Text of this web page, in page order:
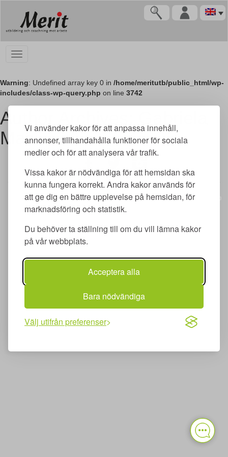
Vi använder kakor för att anpassa innehåll,
annonser, tillhandahålla funktioner för sociala
medier och för att analysera vår trafik.
Vissa kakor är nödvändiga för att hemsidan ska
kunna fungera korrekt. Andra kakor används för
att ge dig en bättre upplevelse på hemsidan, för
marknadsföring och statistik.
Du behöver ta ställning till om du vill lämna kakor
på vår webbplats.
Acceptera alla
Bara nödvändiga
Välj utifrån preferenser
Warning: Undefined array key 0 in /home/meritutb/public_html/wp-
includes/class-wp-query.php on line 3742
Author Archives: Gabriela
Mas
Merit utbildning AB | Adlerfelts väg 2 C | 213 65 Malmö | merit@meritutbildning.com
Copyright © Merit utbildning AB 2026 | www.meritutbildning.com